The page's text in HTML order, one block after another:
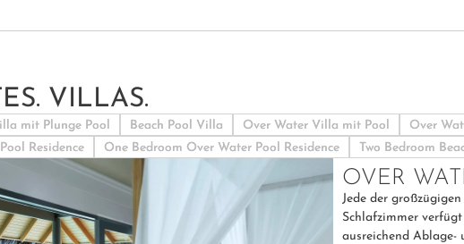
VILLAS.
mit Plunge Pool Beach Pool Villa Over Water Villa mit Pool Over
Residence
One Bedroom Over Water Pool Residence Two Bedroom
OVER
Jede der
Schlafzimmer
ausreichend